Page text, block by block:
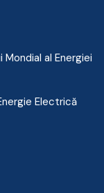
al Energiei
Electrică